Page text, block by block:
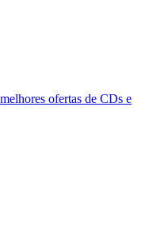
ofertas de CDs e